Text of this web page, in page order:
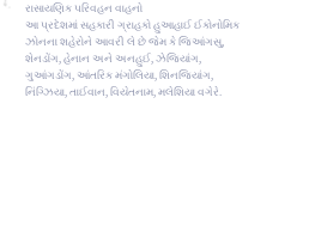
રાસાયણિક પરિવહન વાહનો
આ પ્રદેશમાં સહકારી ગ્રાહકો હુઆહાઈ ઈકોનોમિક
ઝોનના શહેરોને આવરી લે છે જેમ કે જિઆંગસુ,
શેનડોંગ, હેનાન અને અનહુઈ, ઝેજિયાંગ,
ગુઆંગડોંગ, આંતરિક મંગોલિયા, શિનજિયાંગ,
નિંગ્ઝિયા, તાઈવાન, વિયેતનામ, મલેશિયા વગેરે.